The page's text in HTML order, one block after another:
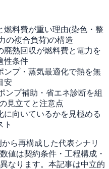
燃料費が重い理由(染色・整
の複合負荷)の構造
廃熱回収が燃料費と電力を
性条件
ンプ・蒸気最適化で熱を無
安
ンプ補助・省エネ診断を組
見立てと注意点
に向いているかを見極める
ト
ら再構成した代表シナリ
値は契約条件・工程構成・
なります。本記事は中立的